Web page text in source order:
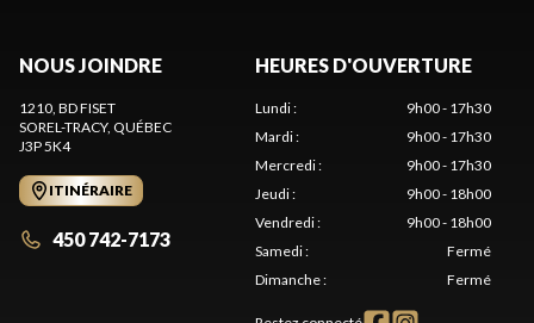
NOUS JOINDRE
1210, BD FISET
SOREL-TRACY, QUÉBEC
J3P 5K4
ITINÉRAIRE
450 742-7173
HEURES D'OUVERTURE
Lundi:
9h00 - 17h30
Mardi:
9h00 - 17h30
Mercredi:
9h00 - 17h30
Jeudi:
9h00 - 18h00
Vendredi:
9h00 - 18h00
Samedi:
Fermé
Dimanche: Fermé